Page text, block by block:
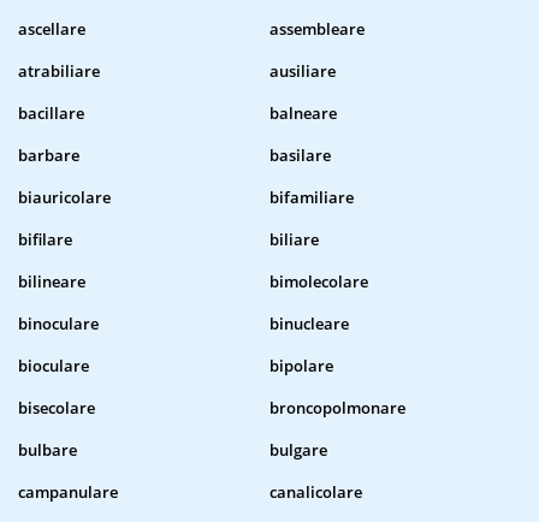
ascellare
assembleare
atrabiliare
ausiliare
bacillare
balneare
barbare
basilare
biauricolare
bifamiliare
bifilare
biliare
bilineare
bimolecolare
binoculare
binucleare
bioculare
bipolare
bisecolare
broncopolmonare
bulbare
bulgare
campanulare
canalicolare